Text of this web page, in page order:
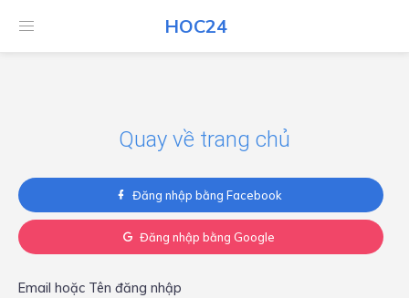
HOC24
HOC24
Quay về trang chủ
Đăng nhập bằng Facebook
Đăng nhập bằng Google
Email hoặc Tên đăng nhập